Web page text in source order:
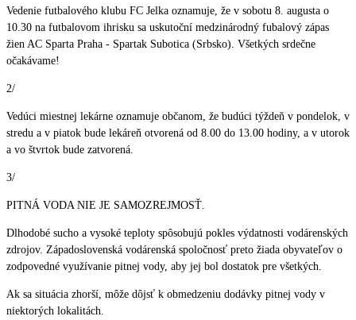
Vedenie futbalového klubu FC Jelka oznamuje, že v sobotu 8. augusta o
10.30 na futbalovom ihrisku sa uskutoční medzinárodný fubalový zápas
žien AC Sparta Praha - Spartak Subotica (Srbsko). Všetkých srdečne
očakávame!
2/
Vedúci miestnej lekárne oznamuje občanom, že budúci týždeň v pondelok, v
stredu a v piatok bude lekáreň otvorená od 8.00 do 13.00 hodiny, a v utorok
a vo štvrtok bude zatvorená.
3/
PITNÁ VODA NIE JE SAMOZREJMOSŤ.
Dlhodobé sucho a vysoké teploty spôsobujú pokles výdatnosti vodárenských
zdrojov. Západoslovenská vodárenská spoločnosť preto žiada obyvateľov o
zodpovedné využívanie pitnej vody, aby jej bol dostatok pre všetkých.
Ak sa situácia zhorší, môže dôjsť k obmedzeniu dodávky pitnej vody v
niektorých lokalitách.